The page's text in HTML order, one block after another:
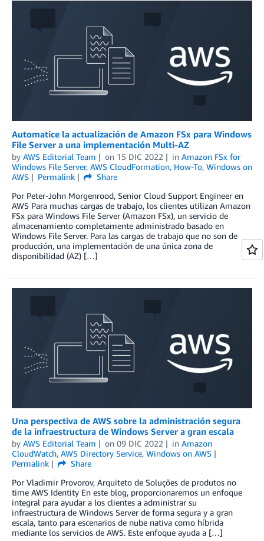
Automatice la actualización de Amazon FSx para Windows
File Server a una implementación Multi-AZ
by AWS Editorial Team on 15 DIC 2022 in Amazon FSx for
Windows File Server, AWS CloudFormation, How-To, Windows on
AWS
Permalink
Share
Por Peter-John Morgenrood, Senior Cloud Support Engineer en
AWS Para muchas cargas de trabajo, los clientes utilizan Amazon
FSx para Windows File Server (Amazon FSx), un servicio de
almacenamiento completamente administrado basado en
Windows File Server. Para las cargas de trabajo que no son de
producción, una implementación de una única zona de
disponibilidad (AZ) […]
Una perspectiva de AWS sobre la administración segura
de la infraestructura de Windows Server a gran escala
by AWS Editorial Team on 09 DIC 2022 in Amazon
CloudWatch, AWS Directory Service, Windows on AWS
Permalink
Share
Por Vladimir Provorov, Arquiteto de Soluções de produtos no
time AWS Identity En este blog, proporcionaremos un enfoque
integral para ayudar a los clientes a administrar su
infraestructura de Windows Server de forma segura y a gran
escala, tanto para escenarios de nube nativa como híbrida
mediante los servicios de AWS. Este enfoque ayuda a […]